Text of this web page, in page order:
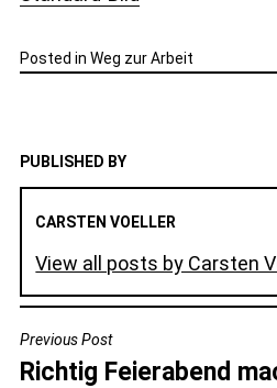
Posted in Weg zur Arbeit
PUBLISHED BY
CARSTEN VOELLER
View all posts by Carsten
BEITRAGSNAVIGATION
Previous Post
Richtig Feierabend